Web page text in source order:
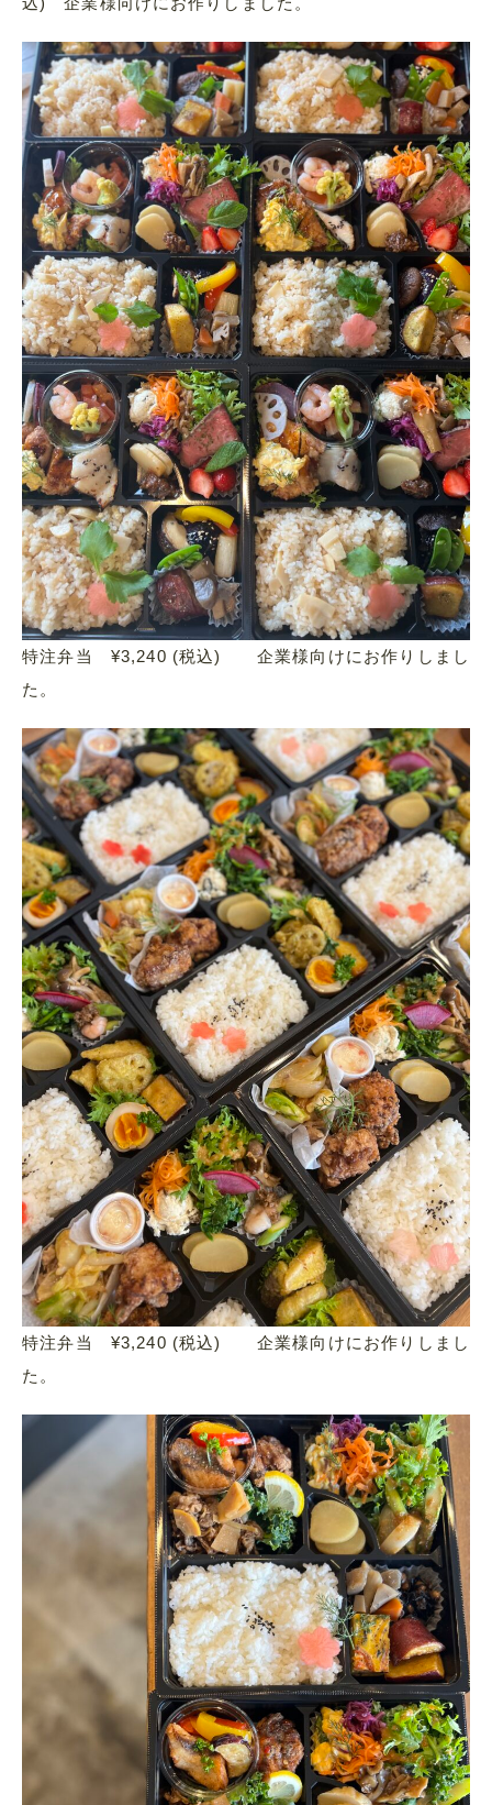
特注弁当 ¥3,240 (税込) 企業様向けにお作りしまし
た。
特注弁当 ¥3,240 (税込) 企業様向けにお作りしまし
た。